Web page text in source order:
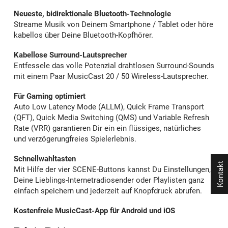
Neueste, bidirektionale Bluetooth-Technologie
Streame Musik von Deinem Smartphone / Tablet oder höre
kabellos über Deine Bluetooth-Kopfhörer.
Kabellose Surround-Lautsprecher
Entfessele das volle Potenzial drahtlosen Surround-Sounds
mit einem Paar MusicCast 20 / 50 Wireless-Lautsprecher.
Für Gaming optimiert
Auto Low Latency Mode (ALLM), Quick Frame Transport
(QFT), Quick Media Switching (QMS) und Variable Refresh
Rate (VRR) garantieren Dir ein ein flüssiges, natürliches
und verzögerungfreies Spielerlebnis.
Schnellwahltasten
Mit Hilfe der vier SCENE-Buttons kannst Du Einstellungen,
Deine Lieblings-Internetradiosender oder Playlisten ganz
einfach speichern und jederzeit auf Knopfdruck abrufen.
Kostenfreie MusicCast-App für Android und iOS
Kontakt